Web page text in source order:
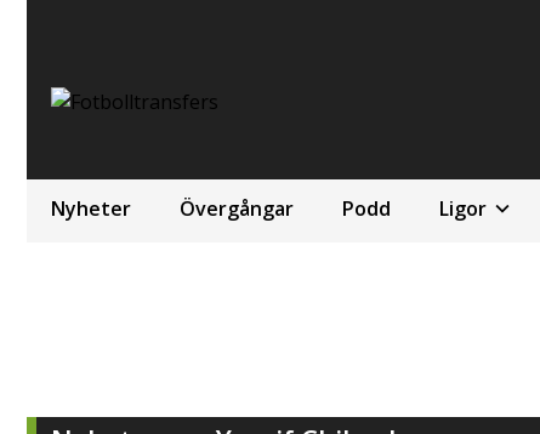
Nyheter Övergångar Podd Ligor